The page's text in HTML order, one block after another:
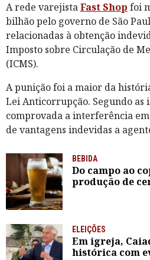
A rede varejistaFast Shop foi
bilhão pelo governo de São
relacionadas à obtenção
Imposto sobre Circulação de
(ICMS).
A punição foi a maior da
Lei Anticorrupção. Segundo as
comprovada a interferência
de vantagens indevidas a
BEBIDA
Do campo ao
produção de
ELEIÇÕES
Em igreja,
histórica com